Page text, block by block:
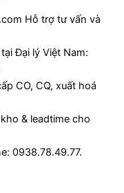
Hỗ trợ tư vấn và
Đại lý Việt Nam:
CO, CQ, xuất hoá
& leadtime cho
0938.78.49.77.